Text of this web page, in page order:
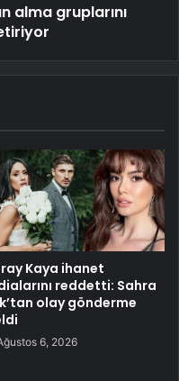
alma gruplarını
Kaya ihanet
reddetti: Sahra
olay gönderme
6, 2026